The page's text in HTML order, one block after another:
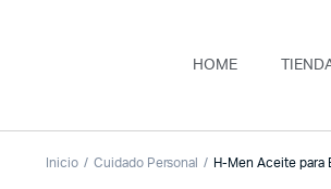
HOME
Inicio Cuidado Personal H-Men Aceite para